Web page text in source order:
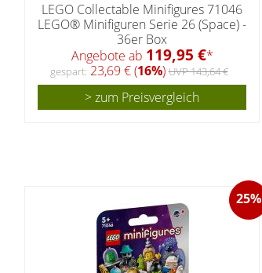
LEGO Collectable Minifigures 71046
LEGO® Minifiguren Serie 26 (Space) -
36er Box
Angebote ab 119,95 €*
gespart: 23,69 € (16%)UVP 143,64 €
> zum Preisvergleich
25%